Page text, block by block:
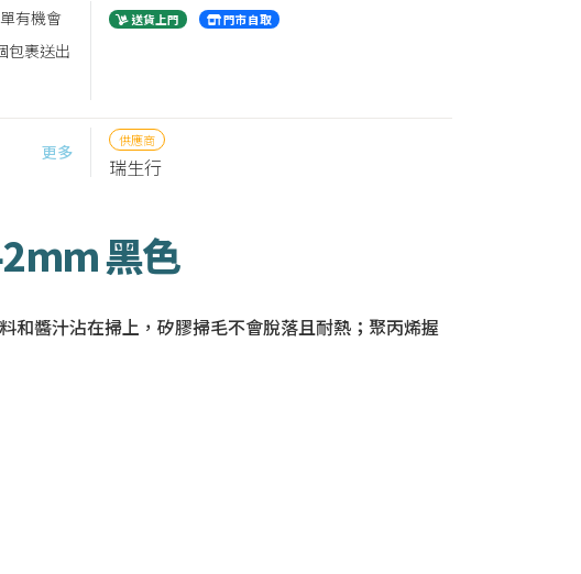
有機會
包裹送出
送貨上門 門市自取
更多
供應商
瑞生行
黑色
和醬汁沾在掃上，矽膠掃毛不會脫落且耐熱；聚丙烯握